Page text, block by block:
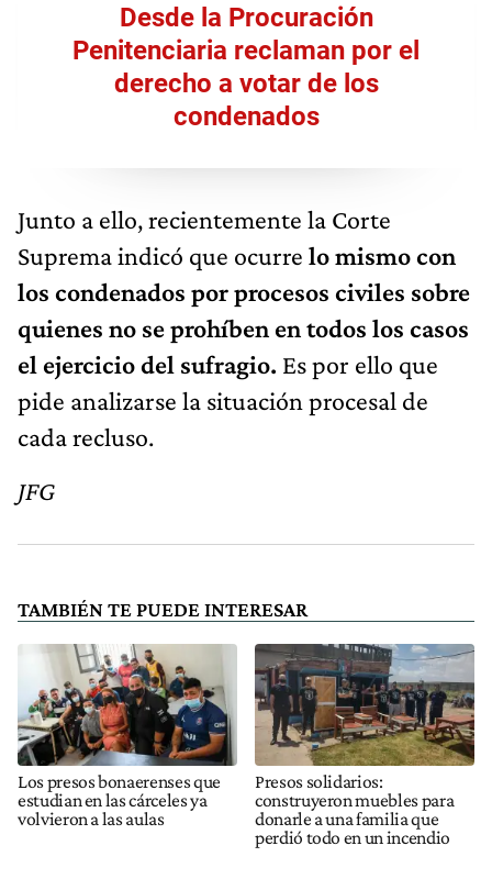
Desde la Procuración
Penitenciaria reclaman por el
derecho a votar de los
condenados
Junto a ello, recientemente la Corte
Suprema indicó que ocurre lo mismo con
los condenados por procesos civiles sobre
quienes no se prohíben en todos los casos
el ejercicio del sufragio. Es por ello que
pide analizarse la situación procesal de
cada recluso.
JFG
TAMBIÉN TE PUEDE INTERESAR
Los presos bonaerenses que
estudian en las cárceles ya
volvieron a las aulas
Presos solidarios:
construyeron muebles para
donarle a una familia que
perdió todo en un incendio